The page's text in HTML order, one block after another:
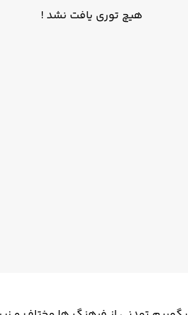
هیچ توری یافت نشد !